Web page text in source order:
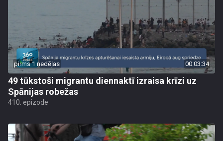
pirms 1 nedēļas 00:03:34
49 tūkstoši migrantu diennaktī izraisa krīzi uz
Spānijas robežas
410. epizode